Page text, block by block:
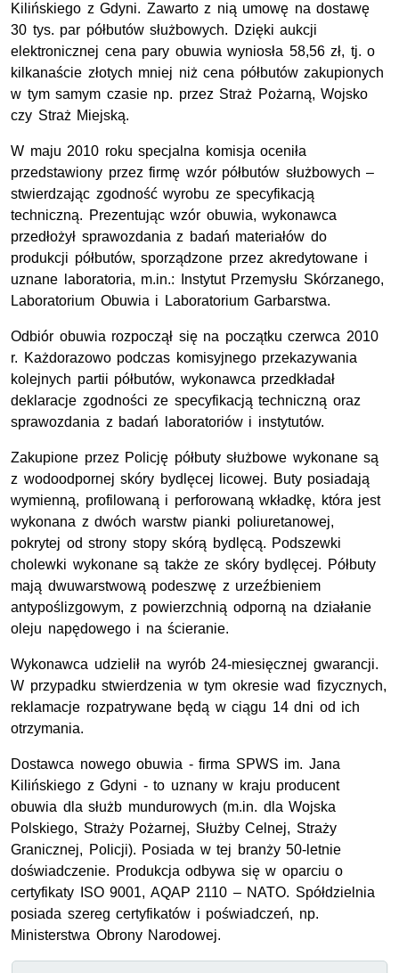
Kilińskiego z Gdyni. Zawarto z nią umowę na dostawę
30 tys. par półbutów służbowych. Dzięki aukcji
elektronicznej cena pary obuwia wyniosła 58,56 zł, tj. o
kilkanaście złotych mniej niż cena półbutów zakupionych
w tym samym czasie np. przez Straż Pożarną, Wojsko
czy Straż Miejską.
W maju 2010 roku specjalna komisja oceniła
przedstawiony przez firmę wzór półbutów służbowych –
stwierdzając zgodność wyrobu ze specyfikacją
techniczną. Prezentując wzór obuwia, wykonawca
przedłożył sprawozdania z badań materiałów do
produkcji półbutów, sporządzone przez akredytowane i
uznane laboratoria, m.in.: Instytut Przemysłu Skórzanego,
Laboratorium Obuwia i Laboratorium Garbarstwa.
Odbiór obuwia rozpoczął się na początku czerwca 2010
r. Każdorazowo podczas komisyjnego przekazywania
kolejnych partii półbutów, wykonawca przedkładał
deklaracje zgodności ze specyfikacją techniczną oraz
sprawozdania z badań laboratoriów i instytutów.
Zakupione przez Policję półbuty służbowe wykonane są
z wodoodpornej skóry bydlęcej licowej. Buty posiadają
wymienną, profilowaną i perforowaną wkładkę, która jest
wykonana z dwóch warstw pianki poliuretanowej,
pokrytej od strony stopy skórą bydlęcą. Podszewki
cholewki wykonane są także ze skóry bydlęcej. Półbuty
mają dwuwarstwową podeszwę z urzeźbieniem
antypoślizgowym, z powierzchnią odporną na działanie
oleju napędowego i na ścieranie.
Wykonawca udzielił na wyrób 24-miesięcznej gwarancji.
W przypadku stwierdzenia w tym okresie wad fizycznych,
reklamacje rozpatrywane będą w ciągu 14 dni od ich
otrzymania.
Dostawca nowego obuwia - firma SPWS im. Jana
Kilińskiego z Gdyni - to uznany w kraju producent
obuwia dla służb mundurowych (m.in. dla Wojska
Polskiego, Straży Pożarnej, Służby Celnej, Straży
Granicznej, Policji). Posiada w tej branży 50-letnie
doświadczenie. Produkcja odbywa się w oparciu o
certyfikaty ISO 9001, AQAP 2110 – NATO. Spółdzielnia
posiada szereg certyfikatów i poświadczeń, np.
Ministerstwa Obrony Narodowej.